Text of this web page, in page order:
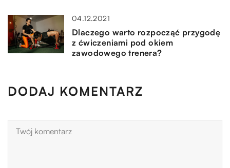
04.12.2021
Dlaczego warto rozpocząć przygodę
z ćwiczeniami pod okiem
zawodowego trenera?
DODAJ KOMENTARZ